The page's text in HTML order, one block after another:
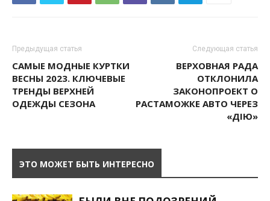
Предыдущая статья
САМЫЕ МОДНЫЕ КУРТКИ
ВЕСНЫ 2023. КЛЮЧЕВЫЕ
ТРЕНДЫ ВЕРХНЕЙ
ОДЕЖДЫ СЕЗОНА
Следующая статья
ВЕРХОВНАЯ РАДА
ОТКЛОНИЛА
ЗАКОНОПРОЕКТ О
РАСТАМОЖКЕ АВТО ЧЕРЕЗ
«ДІЮ»
ЭТО МОЖЕТ БЫТЬ ИНТЕРЕСНО